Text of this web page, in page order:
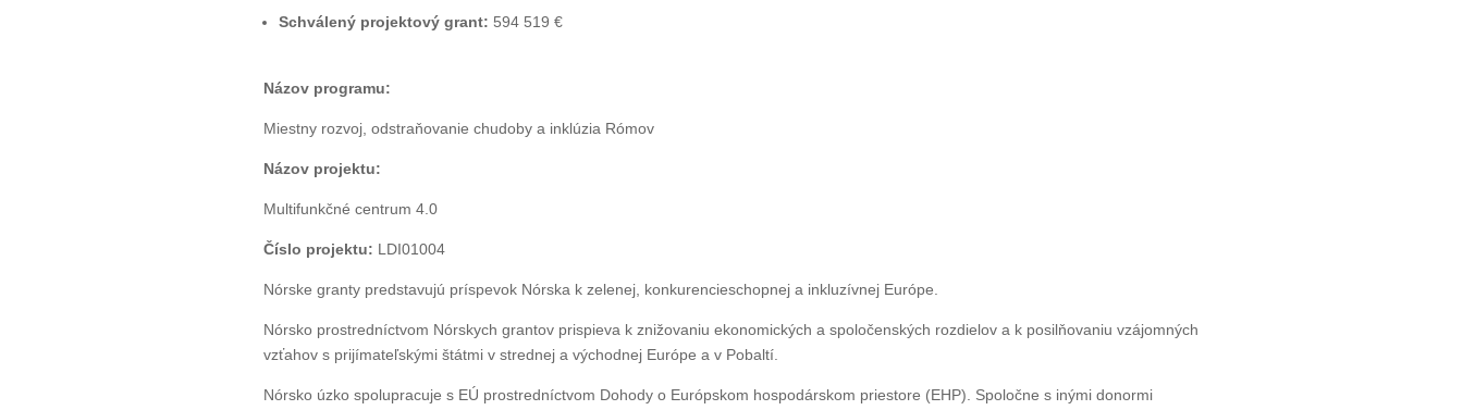
Schválený projektový grant: 594 519 €
Názov programu:
Miestny rozvoj, odstraňovanie chudoby a inklúzia Rómov
Názov projektu:
Multifunkčné centrum 4.0
Číslo projektu: LDI01004
Nórske granty predstavujú príspevok Nórska k zelenej, konkurencieschopnej a inkluzívnej Európe.
Nórsko prostredníctvom Nórskych grantov prispieva k znižovaniu ekonomických a spoločenských rozdielov a k posilňovaniu vzájomných
vzťahov s prijímateľskými štátmi v strednej a východnej Európe a v Pobaltí.
Nórsko úzko spolupracuje s EÚ prostredníctvom Dohody o Európskom hospodárskom priestore (EHP). Spoločne s inými donormi